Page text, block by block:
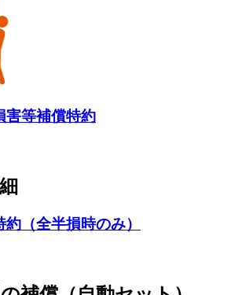
害等補償特約
（全半損時のみ）